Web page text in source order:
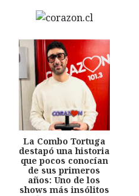
La Combo Tortuga
destapó una historia
que pocos conocían
de sus primeros
años: Uno de los
shows más insólitos